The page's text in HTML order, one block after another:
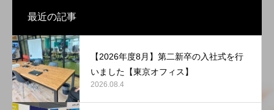
最近の記事
【2026年度8月】第二新卒の入社式を行
いました【東京オフィス】
2026.08.4